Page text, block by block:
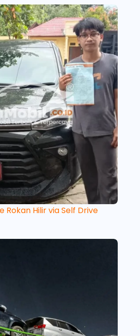
Rokan Hilir via Self Drive